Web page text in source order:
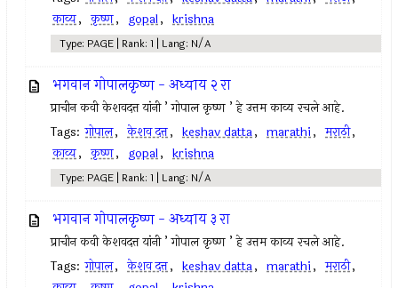
काव्य, कृष्ण, gopal, krishna
Type: PAGE | Rank: 1 | Lang: N/A
भगवान गोपालकृष्ण - अध्याय २ रा
प्राचीन कवी केशवदत्त यांनी ’ गोपाल कृष्ण ’ हे उत्तम काव्य रचले आहे.
Tags: गोपाल, केशव दत्त, keshav datta, marathi, मराठी,
काव्य, कृष्ण, gopal, krishna
Type: PAGE | Rank: 1 | Lang: N/A
भगवान गोपालकृष्ण - अध्याय ३ रा
प्राचीन कवी केशवदत्त यांनी ’ गोपाल कृष्ण ’ हे उत्तम काव्य रचले आहे.
Tags: गोपाल, केशव दत्त, keshav datta, marathi, मराठी,